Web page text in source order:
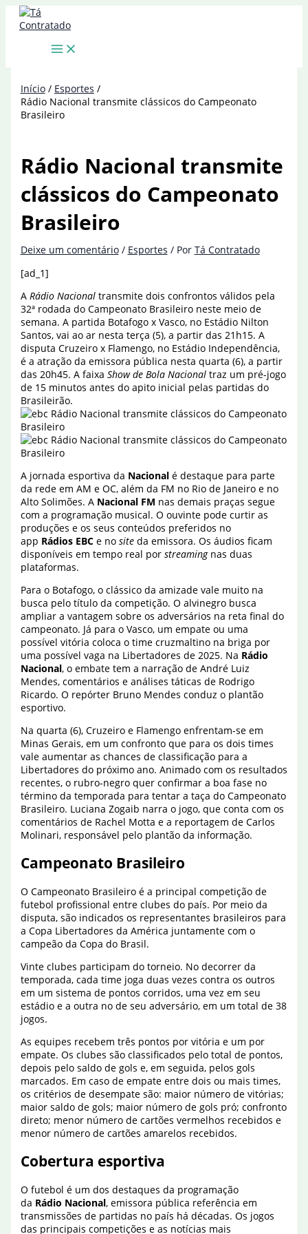
para
Início
Esportes
Rádio Nacional transmite clássicos do Campeonato
Brasileiro
Rádio Nacional transmite
clássicos do Campeonato
Brasileiro
Deixe um comentário / Esportes / Por Tá Contratado
[ad_1]
A Rádio Nacionaltransmite dois confrontos válidos pela
32ª rodada do Campeonato Brasileiro neste meio de
semana. A partida Botafogo x Vasco, no Estádio Nilton
Santos, vai ao ar nesta terça (5), a partir das 21h15. A
disputa Cruzeiro x Flamengo, no Estádio Independência,
é a atração da emissora pública nesta quarta (6), a partir
das 20h45. A faixa Show de Bola Nacionaltraz um pré-jogo
de 15 minutos antes do apito inicial pelas partidas do
Brasileirão.
A jornada esportiva da Nacionalé destaque para parte
da rede em AM e OC, além da FM no Rio de Janeiro e no
Alto Solimões. A Nacional FM nas demais praças segue
com a programação musical. O ouvinte pode curtir as
produções e os seus conteúdos preferidos no
app Rádios EBC e no site da emissora. Os áudios ficam
disponíveis em tempo real por streamingnas duas
plataformas.
Para o Botafogo, o clássico da amizade vale muito na
busca pelo título da competição. O alvinegro busca
ampliar a vantagem sobre os adversários na reta final do
campeonato. Já para o Vasco, um empate ou uma
possível vitória coloca o time cruzmaltino na briga por
uma possível vaga na Libertadores de 2025. Na Rádio
Nacional, o embate tem a narração de André Luiz
Mendes, comentários e análises táticas de Rodrigo
Ricardo. O repórter Bruno Mendes conduz o plantão
esportivo.
Na quarta (6), Cruzeiro e Flamengo enfrentam-se em
Minas Gerais, em um confronto que para os dois times
vale aumentar as chances de classificação para a
Libertadores do próximo ano. Animado com os resultados
recentes, o rubro-negro quer confirmar a boa fase no
término da temporada para tentar a taça do Campeonato
Brasileiro. Luciana Zogaib narra o jogo, que conta com os
comentários de Rachel Motta e a reportagem de Carlos
Molinari, responsável pelo plantão da informação.
Campeonato Brasileiro
O Campeonato Brasileiro é a principal competição de
futebol profissional entre clubes do país. Por meio da
disputa, são indicados os representantes brasileiros para
a Copa Libertadores da América juntamente com o
campeão da Copa do Brasil.
Vinte clubes participam do torneio. No decorrer da
temporada, cada time joga duas vezes contra os outros
em um sistema de pontos corridos, uma vez em seu
estádio e a outra no de seu adversário, em um total de 38
jogos.
As equipes recebem três pontos por vitória e um por
empate. Os clubes são classificados pelo total de pontos,
depois pelo saldo de gols e, em seguida, pelos gols
marcados. Em caso de empate entre dois ou mais times,
os critérios de desempate são: maior número de vitórias;
maior saldo de gols; maior número de gols pró; confronto
direto; menor número de cartões vermelhos recebidos e
menor número de cartões amarelos recebidos.
Cobertura esportiva
O futebol é um dos destaques da programação
da Rádio Nacional, emissora pública referência em
transmissões de partidas no país há décadas. Os jogos
das principais competições e as notícias mais